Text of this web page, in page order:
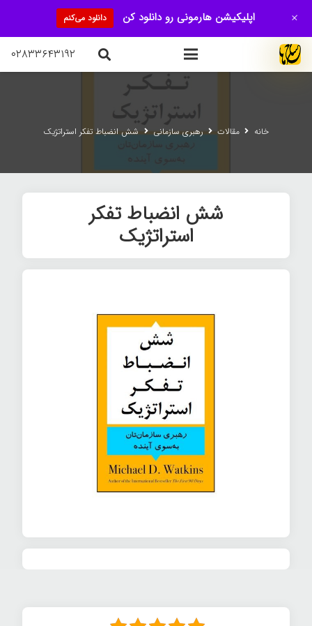
۰۲۸۳۳۶۴۳۱۹۲
خانه مقالات رهبری سازمانی شش انضباط تفکر استراتژیک
شش انضباط تفکر
استراتژیک
اپلیکیشن هارمونی رو دانلود کن دانلود می‌کنم +